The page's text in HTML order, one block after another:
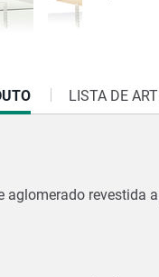
LISTA DE
aglomerado revestida